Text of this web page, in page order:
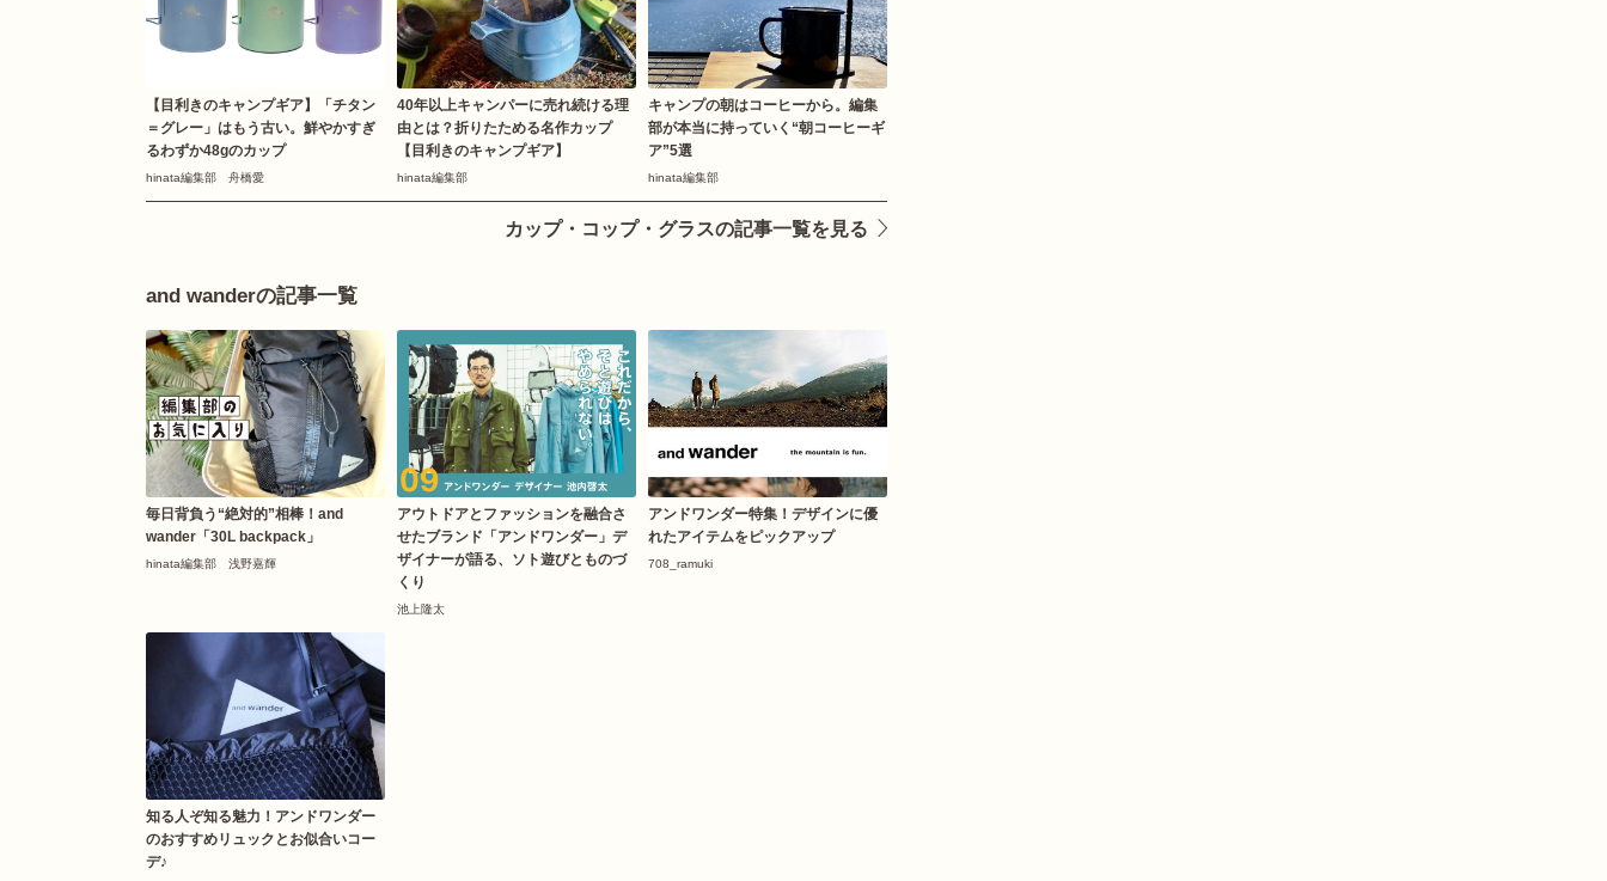
【目利きのキャンプギア】「チタン
＝グレー」はもう古い。鮮やかすぎ
るわずか48gのカップ
hinata編集部 舟橋愛
40年以上キャンパーに売れ続ける理
由とは？折りたためる名作カップ
【目利きのキャンプギア】
hinata編集部
キャンプの朝はコーヒーから。編集
部が本当に持っていく“朝コーヒーギ
ア”5選
hinata編集部
カップ・コップ・グラスの記事一覧を見る
and wanderの記事一覧
毎日背負う“絶対的”相棒！and
wander「30L backpack」
hinata編集部 浅野嘉輝
アウトドアとファッションを融合さ
せたブランド「アンドワンダー」デ
ザイナーが語る、ソト遊びとものづ
くり
池上隆太
アンドワンダー特集！デザインに優
れたアイテムをピックアップ
708_ramuki
知る人ぞ知る魅力！アンドワンダー
のおすすめリュックとお似合いコー
デ♪